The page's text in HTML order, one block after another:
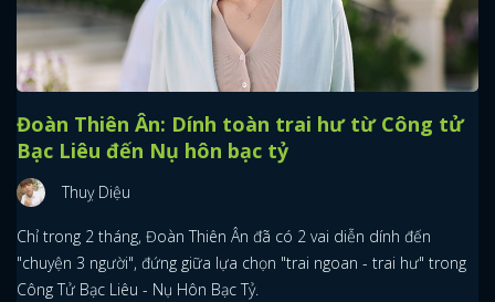
Đoàn Thiên Ân: Dính toàn trai hư từ Công tử
Bạc Liêu đến Nụ hôn bạc tỷ
Thuỵ Diệu
Chỉ trong 2 tháng, Đoàn Thiên Ân đã có 2 vai diễn dính đến
"chuyện 3 người", đứng giữa lựa chọn "trai ngoan - trai hư" trong
Công Tử Bạc Liêu - Nụ Hôn Bạc Tỷ.